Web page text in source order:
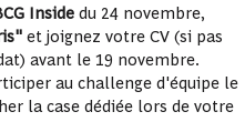
Inside du 24 novembre,
et joignez votre CV (si pas
avant le 19 novembre.
au challenge d'équipe le
la case dédiée lors de votre